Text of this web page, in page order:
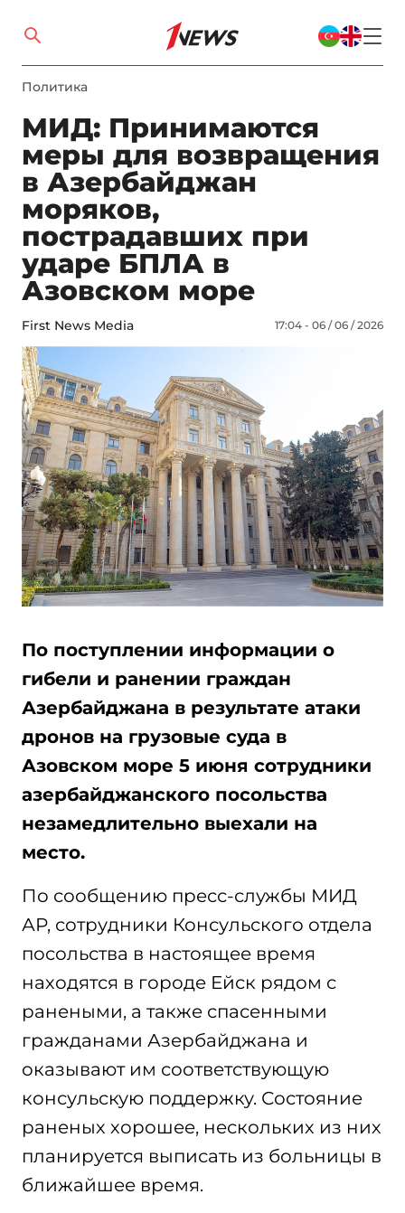
Политика
МИД: Принимаются
меры для возвращения
в Азербайджан
моряков,
пострадавших при
ударе БПЛА в
Азовском море
First News Media 17:04 - 06 / 06 / 2026
По поступлении информации о
гибели и ранении граждан
Азербайджана в результате атаки
дронов на грузовые суда в
Азовском море 5 июня сотрудники
азербайджанского посольства
незамедлительно выехали на
место.
По сообщению пресс-службы МИД
АР, сотрудники Консульского отдела
посольства в настоящее время
находятся в городе Ейск рядом с
ранеными, а также спасенными
гражданами Азербайджана и
оказывают им соответствующую
консульскую поддержку. Состояние
раненых хорошее, нескольких из них
планируется выписать из больницы в
ближайшее время.